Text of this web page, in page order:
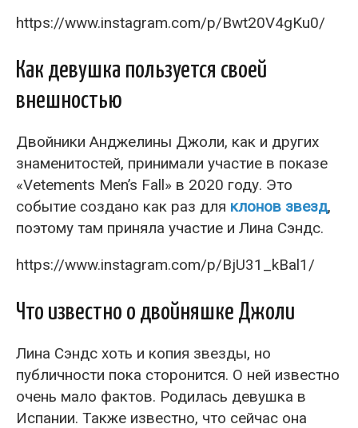
https://www.instagram.com/p/Bwt20V4gKu0/
Как девушка пользуется своей
внешностью
Двойники Анджелины Джоли, как и других
знаменитостей, принимали участие в показе
«Vetements Men’s Fall» в 2020 году. Это
событие создано как раз для клонов звезд,
поэтому там приняла участие и Лина Сэндс.
https://www.instagram.com/p/BjU31_kBal1/
Что известно о двойняшке Джоли
Лина Сэндс хоть и копия звезды, но
публичности пока сторонится. О ней известно
очень мало фактов. Родилась девушка в
Испании. Также известно, что сейчас она